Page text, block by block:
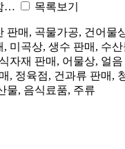
…
목록보기
판매, 곡물가공, 건어물
미곡상, 생수 판매, 수
자재 판매, 어물상, 얼
, 정육점, 건과류 판매,
물, 음식료품, 주류